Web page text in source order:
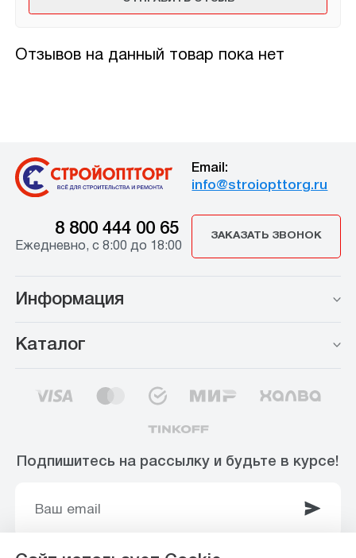
Отзывов на данный товар пока нет
Email:
info@stroiopttorg.ru
8 800 444 00 65
Ежедневно, с 8:00 до 18:00
ЗАКАЗАТЬ ЗВОНОК
Информация
Каталог
Подпишитесь на рассылку и будьте в курсе!